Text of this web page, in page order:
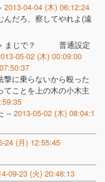
2013-04-04 (木) 06:12:24
だろ、察してやれよ(遠
ゃ まじで？ 普通設定
05-02 (木) 00:09:00
撃に乗らないから殴った
てことを上の木の小木主
-- 2013-05-02 (木) 08:04:1
24 (月) 12:55:45
09-23 (火) 20:48:13